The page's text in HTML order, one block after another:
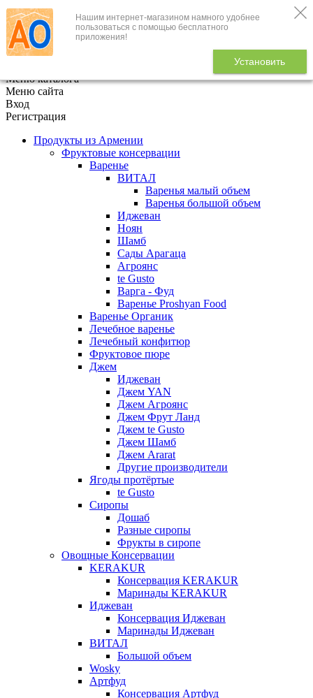
Нашим интернет-магазином намного удобнее
пользоваться с помощью бесплатного
приложения!
Установить
+7 (495) 646-888-1
В корзине
Меню каталога
Меню сайта
Вход
Регистрация
Продукты из Армении
Фруктовые консервации
Варенье
ВИТАЛ
Варенья малый объем
Варенья большой объем
Иджеван
Ноян
Шамб
Сады Арагаца
Агроянс
te Gusto
Варга - Фуд
Варенье Proshyan Food
Варенье Органик
Лечебное варенье
Лечебный конфитюр
Фруктовое пюре
Джем
Иджеван
Джем YAN
Джем Агроянс
Джем Фрут Ланд
Джем te Gusto
Джем Шамб
Джем Ararat
Другие производители
Ягоды протёртые
te Gusto
Сиропы
Дошаб
Разные сиропы
Фрукты в сиропе
Овощные Консервации
KERAKUR
Консервация KERAKUR
Маринады KERAKUR
Иджеван
Консервация Иджеван
Маринады Иджеван
ВИТАЛ
Большой объем
Wosky
Артфуд
Консервация Артфуд